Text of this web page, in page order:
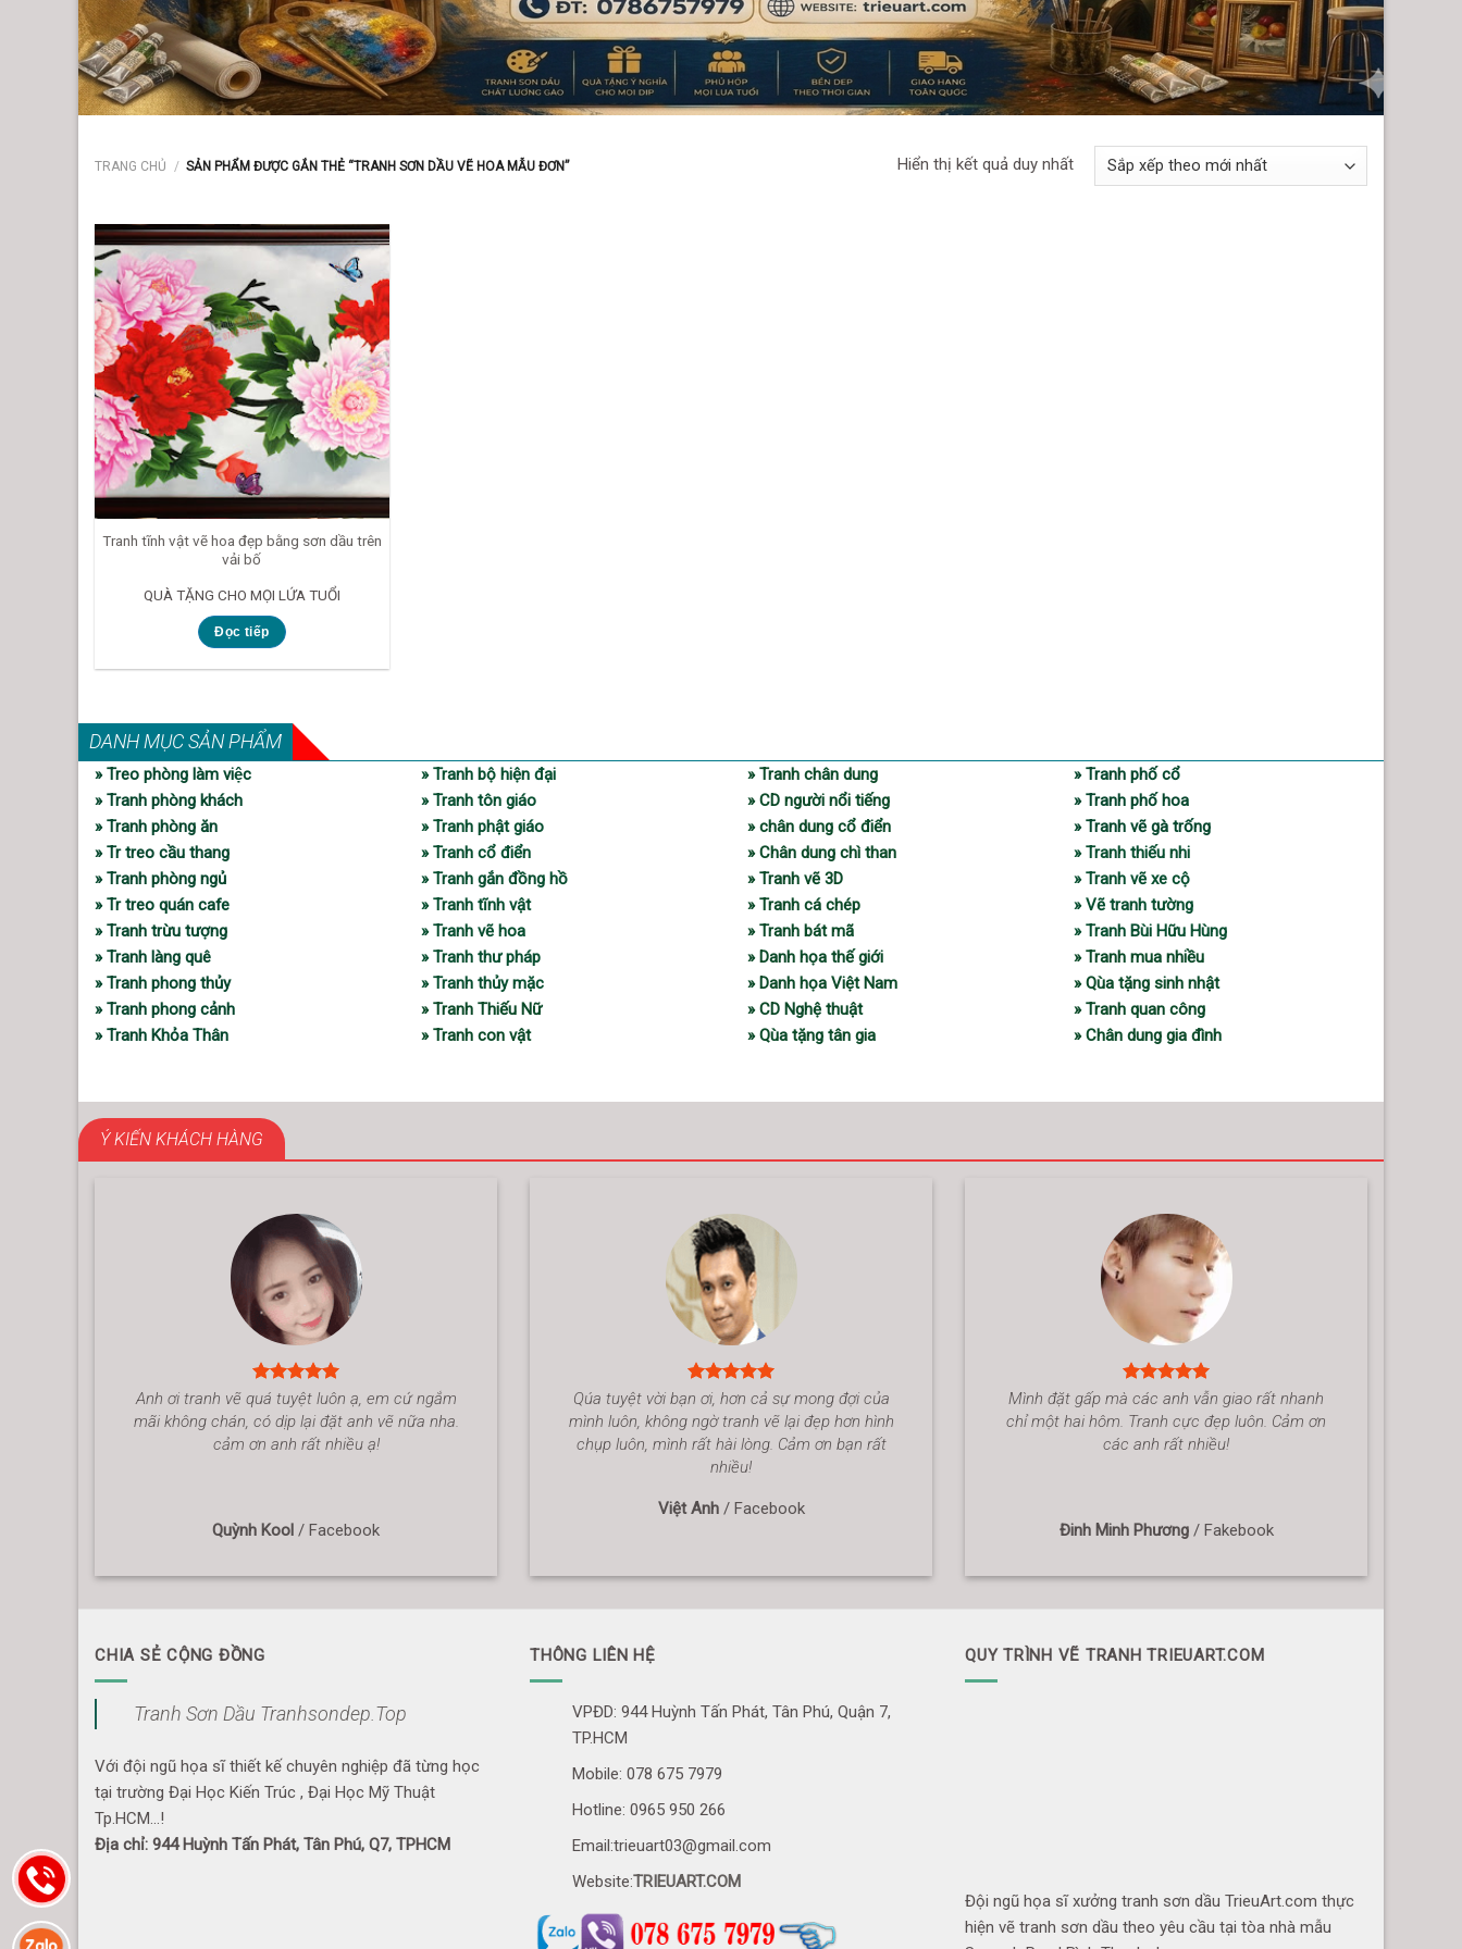
TRANG CHỦ / SẢN PHẨM ĐƯỢC GẮN THẺ “TRANH SƠN DẦU VẼ HOA MẪU ĐƠN” Hiển thị kết quả duy nhất
Tranh tĩnh vật vẽ hoa đẹp bằng sơn dầu trên
vải bố
QUÀ TẶNG CHO MỌI LỨA TUỔI
Đọc tiếp
DANH MỤC SẢN PHẨM
» Treo phòng làm việc
» Tranh phòng khách
» Tranh phòng ăn
» Tr treo cầu thang
» Tranh phòng ngủ
» Tr treo quán cafe
» Tranh trừu tượng
» Tranh làng quê
» Tranh phong thủy
» Tranh phong cảnh
» Tranh Khỏa Thân
» Tranh bộ hiện đại
» Tranh tôn giáo
» Tranh phật giáo
» Tranh cổ điển
» Tranh gắn đồng hồ
» Tranh tĩnh vật
» Tranh vẽ hoa
» Tranh thư pháp
» Tranh thủy mặc
» Tranh Thiếu Nữ
» Tranh con vật
» Tranh chân dung
» CD người nổi tiếng
» chân dung cổ điển
» Chân dung chì than
» Tranh vẽ 3D
» Tranh cá chép
» Tranh bát mã
» Danh họa thế giới
» Danh họa Việt Nam
» CD Nghệ thuật
» Qùa tặng tân gia
» Tranh phố cổ
» Tranh phố hoa
» Tranh vẽ gà trống
» Tranh thiếu nhi
» Tranh vẽ xe cộ
» Vẽ tranh tường
» Tranh Bùi Hữu Hùng
» Tranh mua nhiều
» Qùa tặng sinh nhật
» Tranh quan công
» Chân dung gia đình
Ý KIẾN KHÁCH HÀNG
Anh ơi tranh vẽ quá tuyệt luôn ạ, em cứ ngắm
mãi không chán, có dịp lại đặt anh vẽ nữa nha.
cảm ơn anh rất nhiều ạ!
Quỳnh Kool / Facebook
Qúa tuyệt vời bạn ơi, hơn cả sự mong đợi của
mình luôn, không ngờ tranh vẽ lại đẹp hơn hình
chụp luôn, mình rất hài lòng. Cảm ơn bạn rất
nhiều!
Việt Anh / Facebook
Mình đặt gấp mà các anh vẫn giao rất nhanh
chỉ một hai hôm. Tranh cực đẹp luôn. Cảm ơn
các anh rất nhiều!
Đinh Minh Phương / Fakebook
CHIA SẺ CỘNG ĐỒNG
Tranh Sơn Dầu Tranhsondep.Top
Với đội ngũ họa sĩ thiết kế chuyên nghiệp đã từng học
tại trường Đại Học Kiến Trúc , Đại Học Mỹ Thuật
Tp.HCM...!
Địa chỉ: 944 Huỳnh Tấn Phát, Tân Phú, Q7, TPHCM
THÔNG LIÊN HỆ
VPĐD: 944 Huỳnh Tấn Phát, Tân Phú, Quận 7,
TP.HCM
Mobile: 078 675 7979
Hotline: 0965 950 266
Email:trieuart03@gmail.com
Website:TRIEUART.COM
QUY TRÌNH VẼ TRANH TRIEUART.COM
Đội ngũ họa sĩ xưởng tranh sơn dầu TrieuArt.com thực
hiện vẽ tranh sơn dầu theo yêu cầu tại tòa nhà mẫu